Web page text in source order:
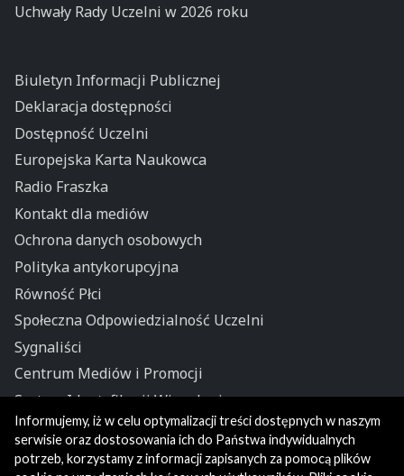
Uchwały Rady Uczelni w 2026 roku
Biuletyn Informacji Publicznej
Deklaracja dostępności
Dostępność Uczelni
Europejska Karta Naukowca
Radio Fraszka
Kontakt dla mediów
Ochrona danych osobowych
Polityka antykorupcyjna
Równość Płci
Społeczna Odpowiedzialność Uczelni
Sygnaliści
Centrum Mediów i Promocji
System Identyfikacji Wizualnej
Polityka prywatności
Informujemy, iż w celu optymalizacji treści dostępnych w naszym
serwisie oraz dostosowania ich do Państwa indywidualnych
potrzeb, korzystamy z informacji zapisanych za pomocą plików